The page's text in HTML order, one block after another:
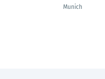
Munich